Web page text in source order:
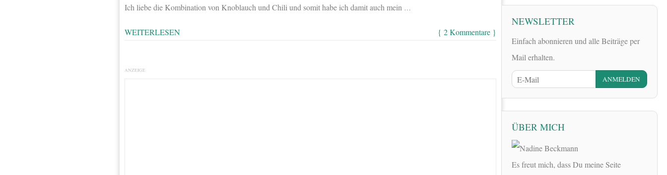
Ich liebe die Kombination von Knoblauch und Chili und somit habe ich damit auch mein …
WEITERLESEN { 2 Kommentare }
ANZEIGE
NEWSLETTER
Einfach abonnieren und alle Beiträge per
Mail erhalten.
ÜBER MICH
Es freut mich, dass Du meine Seite